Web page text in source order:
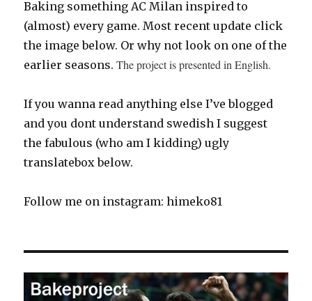
Baking something AC Milan inspired to
(almost) every game. Most recent update click
the image below. Or why not look on one of the
earlier seasons.The project is presented in English.
If you wanna read anything else I’ve blogged
and you dont understand swedish I suggest
the fabulous (who am I kidding) ugly
translatebox below.
Follow me on instagram: himeko81